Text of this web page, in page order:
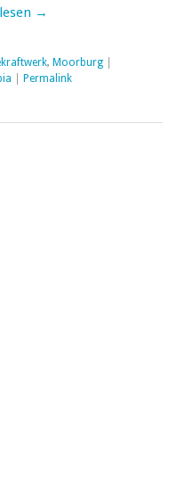
→
, Moorburg|
Permalink